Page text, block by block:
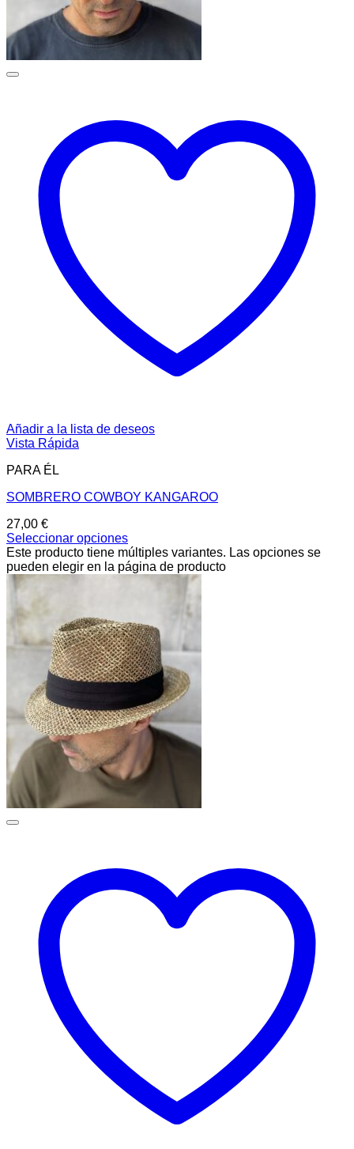
Añadir a la lista de deseos
Vista Rápida
PARA ÉL
SOMBRERO COWBOY KANGAROO
27,00 €
Seleccionar opciones
Este producto tiene múltiples variantes. Las opciones se
pueden elegir en la página de producto